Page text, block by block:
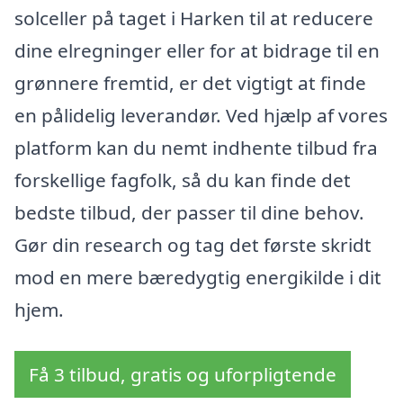
solceller på taget i Harken til at reducere
dine elregninger eller for at bidrage til en
grønnere fremtid, er det vigtigt at finde
en pålidelig leverandør. Ved hjælp af vores
platform kan du nemt indhente tilbud fra
forskellige fagfolk, så du kan finde det
bedste tilbud, der passer til dine behov.
Gør din research og tag det første skridt
mod en mere bæredygtig energikilde i dit
hjem.
Få 3 tilbud, gratis og uforpligtende